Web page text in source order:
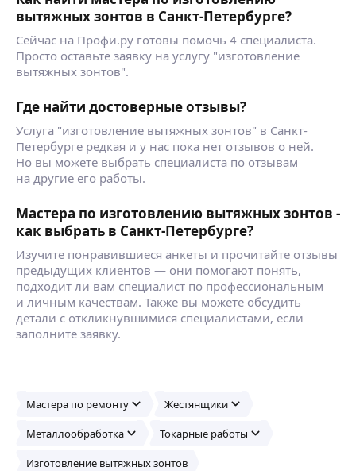
вытяжных зонтов в Санкт-Петербурге?
Сейчас на Профи.ру готовы помочь 4 специалиста.
Просто оставьте заявку на услугу "изготовление
вытяжных зонтов".
Где найти достоверные отзывы?
Услуга "изготовление вытяжных зонтов" в Санкт-
Петербурге редкая и у нас пока нет отзывов о ней.
Но вы можете выбрать специалиста по отзывам
на другие его работы.
Мастера по изготовлению вытяжных зонтов -
как выбрать в Санкт-Петербурге?
Изучите понравившиеся анкеты и прочитайте отзывы
предыдущих клиентов — они помогают понять,
подходит ли вам специалист по профессиональным
и личным качествам. Также вы можете обсудить
детали с откликнувшимися специалистами, если
заполните заявку.
Мастера по ремонту Жестянщики
Металлообработка Токарные работы
Изготовление вытяжных зонтов